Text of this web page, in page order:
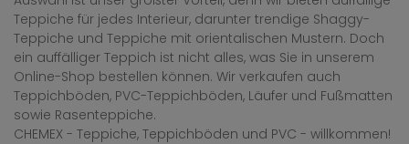
Teppiche für jedes Interieur, darunter trendige Shaggy-
Teppiche und Teppiche mit orientalischen Mustern. Doch
ein auffälliger Teppich ist nicht alles, was Sie in unserem
Online-Shop bestellen können. Wir verkaufen auch
Teppichböden, PVC-Teppichböden, Läufer und Fußmatten
sowie Rasenteppiche.
CHEMEX - Teppiche, Teppichböden und PVC - willkommen!